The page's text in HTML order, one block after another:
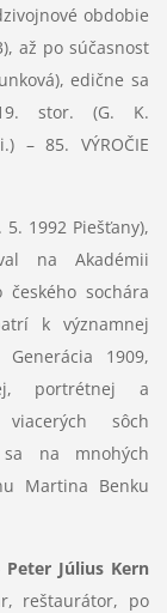
obdobie
až po súčasnosť
edične sa
stor. (G. K.
– 85. VÝROČIE
5. 1992 Piešťany),
na Akadémii
sochára
k významnej
1909,
portrétnej a
sôch
na mnohých
Martina Benku
Peter Július Kern
reštaurátor, po